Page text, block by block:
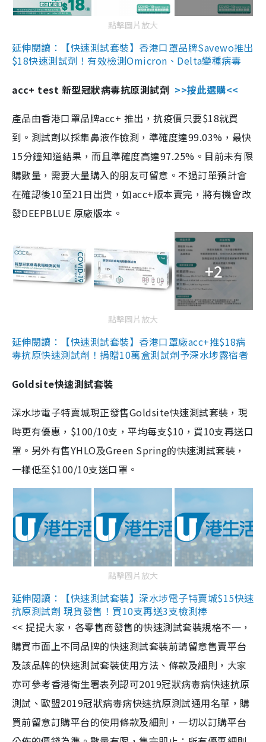
點擊圖片放大
延伸閱讀：【快速測試套裝】香港口罩品牌Savewo推出
$18快速測試劑！有效檢測Omicron、Delta變種病毒
acc+ test 新型冠狀病毒抗原測試劑 >>按此選購<<
產品由香港口罩品牌acc+ 推出，抗疫價只要$18就買
到。測試劑以採集鼻液作檢測，準確度達99.03%，最快
15分鐘知道結果，而且準確度高達97.25%。目前未有限
購數量，需要大量購入的朋友可留意。不過訂單預計會
在確認後10至21日出貨，如acc+版本賣完，將有機會改
發DEEPBLUE 原廠版本。
+2
點擊圖片放大
延伸閱讀：【快速測試套裝】香港口罩廠acc+推$18病
毒抗原快速測試劑！捐贈10萬盒測試劑予深水埗露宿者
Goldsite快速測試套裝
深水埗電子特賣城現正發售Goldsite快速測試套裝，現
時更有優惠，$100/10支，平均每支$10，買10支再送口
罩。另外有售YHLO及Green Spring的快速測試套裝，
一樣低至$100/10支送口罩。
點擊圖片放大
延伸閱讀：【快速測試套裝】深水埗電子特賣城$15快速
抗原測試劑 現貨發售！買10支再送3支檢測棒
<< 提提大家，各零售商發售的快速測試套裝規格不一，
購買市面上不同品牌的快速測試套裝前請留意售賣平台
及該品牌的快速測試套裝使用方法、條款及細則，大家
亦可參考香港衞生署表列認可2019冠狀病毒病快速抗原
測試、歐盟2019冠狀病毒病快速抗原測試通用名單，購
買前留意訂購平台的使用條款及細則，一切以訂購平台